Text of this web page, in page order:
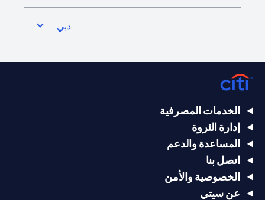
دبي
الخدمات المصرفية
إدارة الثروة
المساعدة والدعم
اتصل بنا
الخصوصية والأمن
عن سيتي